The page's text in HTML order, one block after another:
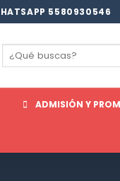
5580930546
Buscar
por:
ADMISIÓN Y